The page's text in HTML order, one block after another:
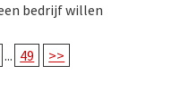
bedrijf willen
... 49 >>